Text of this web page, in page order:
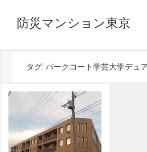
防災マンション東京
タグ: パークコート学芸大学デュ